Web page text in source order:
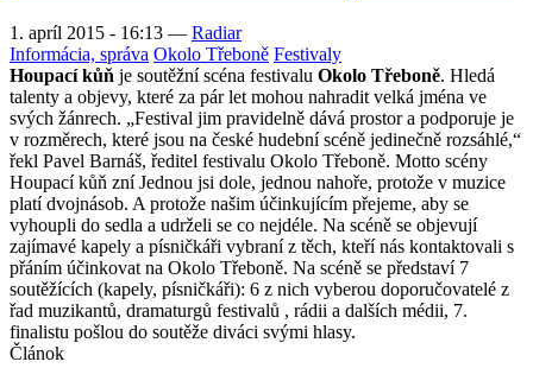
1. apríl 2015 - 16:13 — Radiar
Informácia, správa Okolo Třeboně Festivaly
Houpací kůň je soutěžní scéna festivalu Okolo Třeboně. Hledá
talenty a objevy, které za pár let mohou nahradit velká jména ve
svých žánrech. „Festival jim pravidelně dává prostor a podporuje je
v rozměrech, které jsou na české hudební scéně jedinečně rozsáhlé,“
řekl Pavel Barnáš, ředitel festivalu Okolo Třeboně. Motto scény
Houpací kůň zní Jednou jsi dole, jednou nahoře, protože v muzice
platí dvojnásob. A protože našim účinkujícím přejeme, aby se
vyhoupli do sedla a udrželi se co nejdéle. Na scéně se objevují
zajímavé kapely a písničkáři vybraní z těch, kteří nás kontaktovali s
přáním účinkovat na Okolo Třeboně. Na scéně se představí 7
soutěžících (kapely, písničkáři): 6 z nich vyberou doporučovatelé z
řad muzikantů, dramaturgů festivalů , rádii a dalších médii, 7.
finalistu pošlou do soutěže diváci svými hlasy.
Článok